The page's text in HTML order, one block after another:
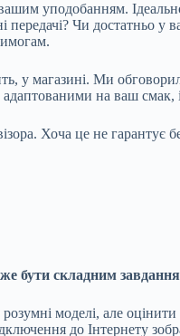
вашим уподобанням.
Чи достатньо у
у магазині. Ми
адаптованими на ваш смак,
Хоча це не гарантує
бути складним
розумні моделі, але
до Інтернету